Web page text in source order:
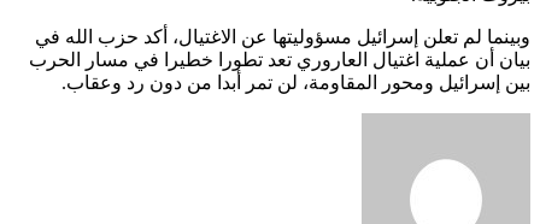
وبينما لم تعلن إسرائيل مسؤوليتها عن الاغتيال، أكد حزب الله في
بيان أن عملية اغتيال العاروري تعد تطورا خطيرا في مسار الحرب
‏بين إسرائيل ومحور المقاومة، لن تمر أبدا من ‏دون رد وعقاب.